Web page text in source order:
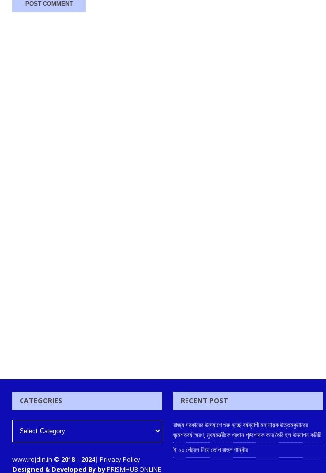
CATEGORIES
www.rojdin.in © 2018– 2024| Privacy Policy
Designed & Developed By byPRISMHUB ONLINE
RECENT POST
রাজ্য সরকারের উদ্যোগে শুরু হচ্ছে বর্ষব্যাপী মহানায়ক উত্তমকুমারের
জন্মশতবর্ষ স্মরণ, মুখ্যমন্ত্রীকে প্রধান পৃষ্ঠপোষক করে তৈরি হল উদযাপন কমিটি
ই ২০ পেট্রল নিয়ে তোপ রাহুল গান্ধীর